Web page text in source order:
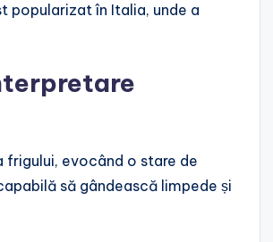
popularizat în Italia, unde a
frigului, evocând o stare de
să gândească limpede și